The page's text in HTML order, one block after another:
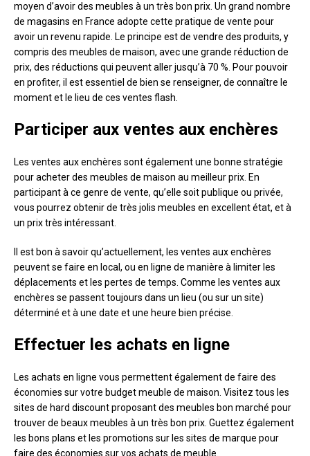
moyen d’avoir des meubles à un très bon prix. Un grand nombre
de magasins en France adopte cette pratique de vente pour
avoir un revenu rapide. Le principe est de vendre des produits, y
compris des meubles de maison, avec une grande réduction de
prix, des réductions qui peuvent aller jusqu’à 70 %. Pour pouvoir
en profiter, il est essentiel de bien se renseigner, de connaître le
moment et le lieu de ces ventes flash.
Participer aux ventes aux enchères
Les ventes aux enchères sont également une bonne stratégie
pour acheter des meubles de maison au meilleur prix. En
participant à ce genre de vente, qu’elle soit publique ou privée,
vous pourrez obtenir de très jolis meubles en excellent état, et à
un prix très intéressant.
Il est bon à savoir qu’actuellement, les ventes aux enchères
peuvent se faire en local, ou en ligne de manière à limiter les
déplacements et les pertes de temps. Comme les ventes aux
enchères se passent toujours dans un lieu (ou sur un site)
déterminé et à une date et une heure bien précise.
Effectuer les achats en ligne
Les achats en ligne vous permettent également de faire des
économies sur votre budget meuble de maison. Visitez tous les
sites de hard discount proposant des meubles bon marché pour
trouver de beaux meubles à un très bon prix. Guettez également
les bons plans et les promotions sur les sites de marque pour
faire des économies sur vos achats de meuble.